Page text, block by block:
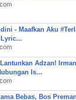
- Maafkan Aku
Adzan!
Is...
Bebas, Bos